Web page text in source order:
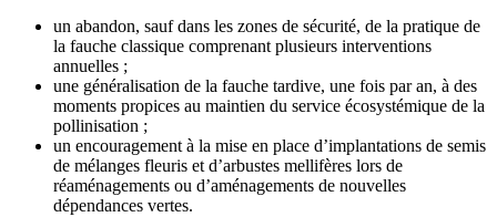
un abandon, sauf dans les zones de sécurité, de la pratique de
la fauche classique comprenant plusieurs interventions
annuelles ;
une généralisation de la fauche tardive, une fois par an, à des
moments propices au maintien du service écosystémique de la
pollinisation ;
un encouragement à la mise en place d’implantations de semis
de mélanges fleuris et d’arbustes mellifères lors de
réaménagements ou d’aménagements de nouvelles
dépendances vertes.